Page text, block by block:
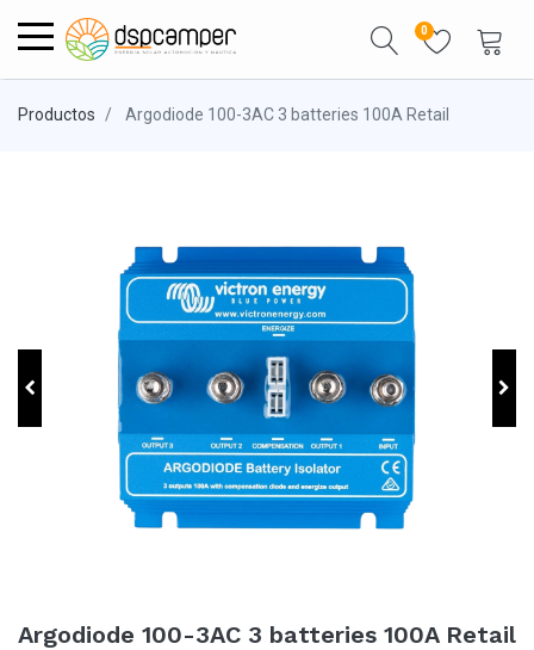
0
Productos Argodiode 100-3AC 3 batteries 100A Retail
Argodiode 100-3AC 3 batteries 100A Retail